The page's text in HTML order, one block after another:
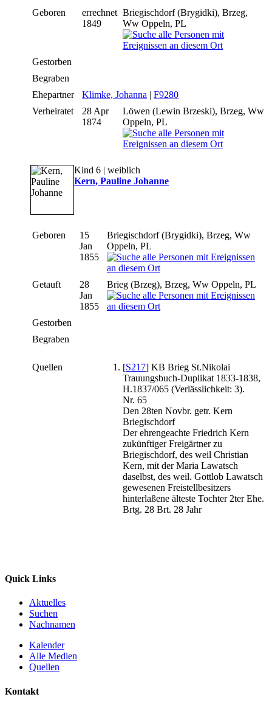
Geboren
errechnet
1849
Briegischdorf (Brygidki), Brzeg,
Ww Oppeln, PL
Gestorben
Begraben
Ehepartner
Klimke, Johanna | F9280
Verheiratet
28 Apr
1874
Löwen (Lewin Brzeski), Brzeg, Ww
Oppeln, PL
Kind 6 | weiblich
Kern, Pauline Johanne
Geboren
15
Jan
1855
Briegischdorf (Brygidki), Brzeg, Ww
Oppeln, PL
Getauft
28
Jan
1855
Brieg (Brzeg), Brzeg, Ww Oppeln, PL
Gestorben
Begraben
Quellen [S217] KB Brieg St.Nikolai
Trauungsbuch-Duplikat 1833-1838,
H.1837/065 (Verlässlichkeit: 3).
Nr. 65
Den 28ten Novbr. getr. Kern
Briegischdorf
Der ehrengeachte Friedrich Kern
zukünftiger Freigärtner zu
Briegischdorf, des weil Christian
Kern, mit der Maria Lawatsch
daselbst, des weil. Gottlob Lawatsch
gewesenen Freistellbesitzers
hinterlaßene älteste Tochter 2ter Ehe.
Brtg. 28 Brt. 28 Jahr
Quick Links
Aktuelles
Suchen
Nachnamen
Kalender
Alle Medien
Quellen
Kontakt